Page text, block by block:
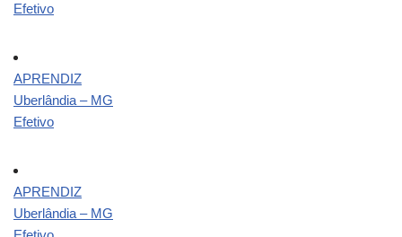
Efetivo
APRENDIZ
Uberlândia – MG
Efetivo
APRENDIZ
Uberlândia – MG